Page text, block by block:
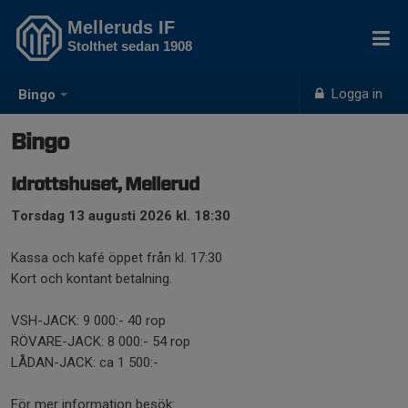
Bingo Logga in
Melleruds IF
Stolthet sedan 1908
Bingo
Idrottshuset, Mellerud
Torsdag 13 augusti 2026 kl. 18:30
Kassa och kafé öppet från kl. 17:30
Kort och kontant betalning.
VSH-JACK: 9 000:- 40 rop
RÖVARE-JACK: 8 000:- 54 rop
LÅDAN-JACK: ca 1 500:-
För mer information besök: